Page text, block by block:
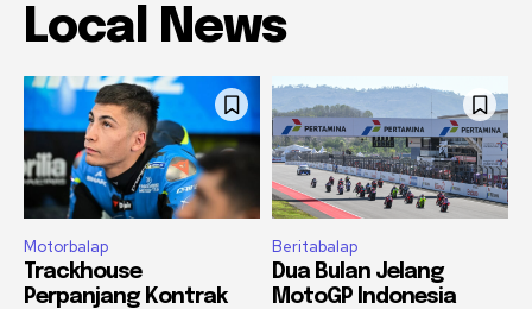
Local News
Motorbalap
Trackhouse
Perpanjang Kontrak
Beritabalap
Dua Bulan Jelang
MotoGP Indonesia